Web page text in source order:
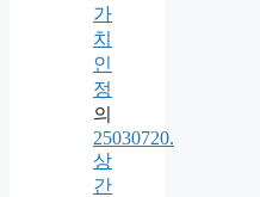
가
치
인
정
의
25030720.
상
간